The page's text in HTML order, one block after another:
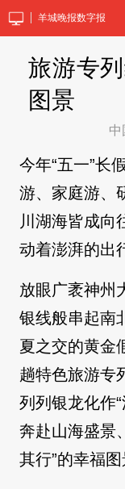
羊城晚报数字报
旅游专
图景
中
今年“五一”长
游、家庭游、
川湖海皆成向
动着澎湃的出
放眼广袤神州
银线般串起南
夏之交的黄金
趟特色旅游专
列列银龙化作
奔赴山海盛景
其行”的幸福图